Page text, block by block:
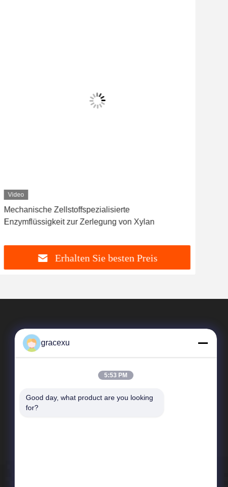
Video
Mechanische Zellstoffspezialisierte
Enzymflüssigkeit zur Zerlegung von Xylan
Erhalten Sie besten Preis
Schnelle Verbindungen
gracexu
5:53 PM
Good day, what product are you looking
for?